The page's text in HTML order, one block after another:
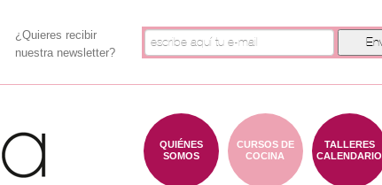
¿Quieres recibir
nuestra newsletter?
TALLERES
CALENDARIO
CURSOS DE
COCINA
QUIÉNES
SOMOS